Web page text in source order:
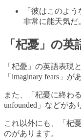
「彼はこのよ
非常に能天気だ
「杞憂」の英
「杞憂」の英語表現
「imaginary fears」が
また、「杞憂に終わ
unfounded」などがあ
これ以外にも、「杞
のがあります。